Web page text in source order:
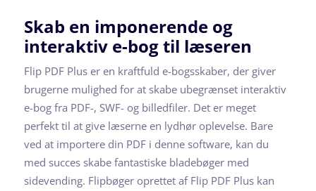
Skab en imponerende og
interaktiv e-bog til læseren
Flip PDF Plus er en kraftfuld e-bogsskaber, der giver
brugerne mulighed for at skabe ubegrænset interaktiv
e-bog fra PDF-, SWF- og billedfiler. Det er meget
perfekt til at give læserne en lydhør oplevelse. Bare
ved at importere din PDF i denne software, kan du
med succes skabe fantastiske bladebøger med
sidevending. Flipbøger oprettet af Flip PDF Plus kan